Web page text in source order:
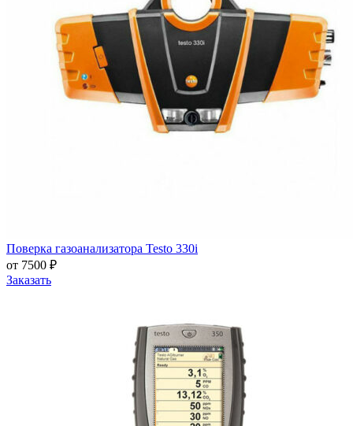
Поверка газоанализатора Testo 330i
от 7500 ₽
Заказать